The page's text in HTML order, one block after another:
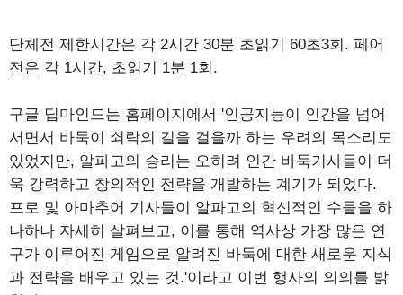
단체전 제한시간은 각 2시간 30분 초읽기 60초3회. 페어
전은 각 1시간, 초읽기 1분 1회.
구글 딥마인드는 홈페이지에서 '인공지능이 인간을 넘어
서면서 바둑이 쇠락의 길을 걸을까 하는 우려의 목소리도
있었지만, 알파고의 승리는 오히려 인간 바둑기사들이 더
욱 강력하고 창의적인 전략을 개발하는 계기가 되었다.
프로 및 아마추어 기사들이 알파고의 혁신적인 수들을 하
나하나 자세히 살펴보고, 이를 통해 역사상 가장 많은 연
구가 이루어진 게임으로 알려진 바둑에 대한 새로운 지식
과 전략을 배우고 있는 것.'이라고 이번 행사의 의의를 밝